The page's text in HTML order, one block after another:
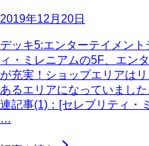
2019年12月20日
デッキ5:エンターテイメント
ィ・ミレニアムの5F、エン
が充実！ショップエリアは
あるエリアになっていまし
連記事(1)：[セレブリティ・
…